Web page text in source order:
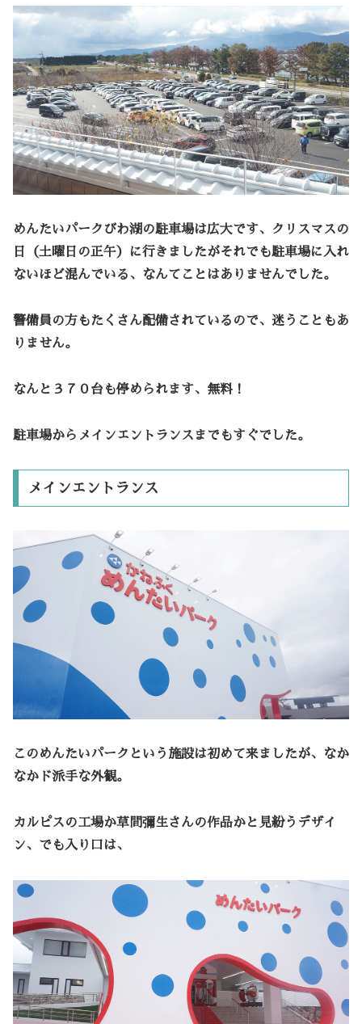
めんたいパークびわ湖の駐車場は広大です、クリスマスの
日（土曜日の正午）に行きましたがそれでも駐車場に入れ
ないほど混んでいる、なんてことはありませんでした。
警備員の方もたくさん配備されているので、迷うこともあ
りません。
なんと３７０台も停められます、無料！
駐車場からメインエントランスまでもすぐでした。
メインエントランス
このめんたいパークという施設は初めて来ましたが、なか
なかド派手な外観。
カルピスの工場か草間彌生さんの作品かと見紛うデザイ
ン、でも入り口は、